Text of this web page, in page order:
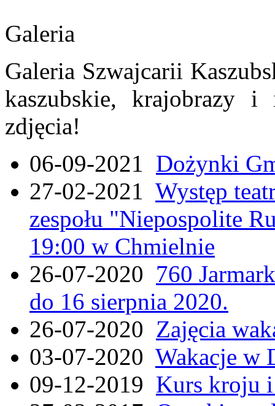
Galeria
Galeria Szwajcarii
kaszubskie, krajobrazy
zdjęcia!
06-09-2021 Dożynki
27-02-2021 Występ
zespołu "Niepospolite
19:00 w Chmielnie
26-07-2020 760
do 16 sierpnia 2020.
26-07-2020 Zajęcia
03-07-2020 Wakacje w
09-12-2019 Kurs kroju i